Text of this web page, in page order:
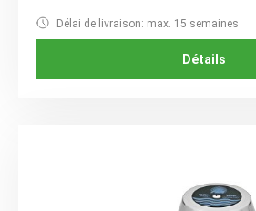
Délai de livraison: max. 15 semaines
Détails